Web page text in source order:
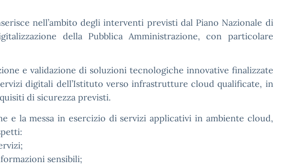
nell’ambito degli interventi previsti dal Piano Nazionale di
della Pubblica Amministrazione, con particolare
e validazione di soluzioni tecnologiche innovative finalizzate
digitali dell’Istituto verso infrastrutture cloud qualificate, in
di sicurezza previsti.
e la messa in esercizio di servizi applicativi in ambiente cloud,
sensibili;